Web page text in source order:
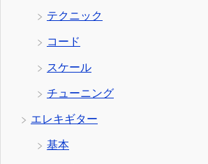
テクニック
コード
スケール
チューニング
エレキギター
基本